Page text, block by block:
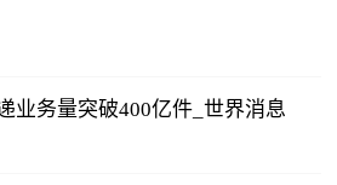
业务量突破400亿件_世界消息